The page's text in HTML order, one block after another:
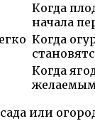
Когда
начала
Когда
Когда
или